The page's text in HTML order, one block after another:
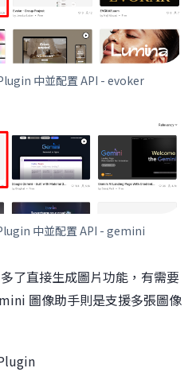
中並配置 API - evoker
中並配置 API - gemini
了直接生成圖片功能，有需要
圖像助手則是支援多張圖像